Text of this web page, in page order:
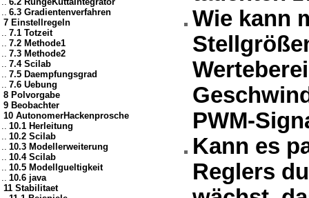
.. 6.3 Gradientenverfahren
7 Einstellregeln
.. 7.1 Totzeit
.. 7.2 Methode1
.. 7.3 Methode2
.. 7.4 Scilab
.. 7.5 Daempfungsgrad
.. 7.6 Uebung
8 Polvorgabe
9 Beobachter
10 AutonomerHackenprosche
.. 10.1 Herleitung
.. 10.2 Scilab
.. 10.3 Modellerweiterung
.. 10.4 Scilab
.. 10.5 Modellgueltigkeit
.. 10.6 java
11 Stabilitaet
Wie kann
PWM-
Kann es
Reglers